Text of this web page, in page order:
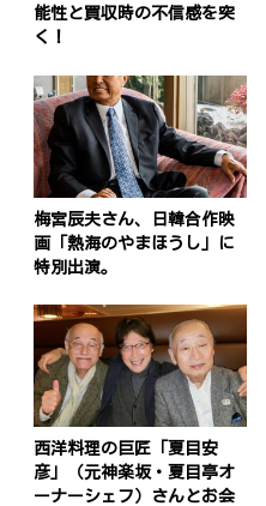
能性と買収時の不信感を突
く！
梅宮辰夫さん、日韓合作映
画「熱海のやまほうし」に
特別出演。
西洋料理の巨匠「夏目安
彦」（元神楽坂・夏目亭オ
ーナーシェフ）さんとお会